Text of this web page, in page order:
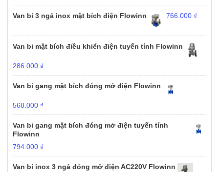
Van bi 3 ngả inox mặt bích điện Flowinn 766.000 ₫
Van bi mặt bích điều khiển điện tuyến tính Flowinn
286.000 ₫
Van bi gang mặt bích đóng mở điện Flowinn
568.000 ₫
Van bi gang mặt bích đóng mở điện tuyến tính
Flowinn
794.000 ₫
Van bi inox 3 ngả đóng mở điện AC220V Flowinn